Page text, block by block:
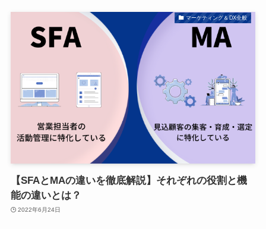
マーケティング＆DX全般
【SFAとMAの違いを徹底解説】それぞれの役割と機
能の違いとは？
2022年6月24日